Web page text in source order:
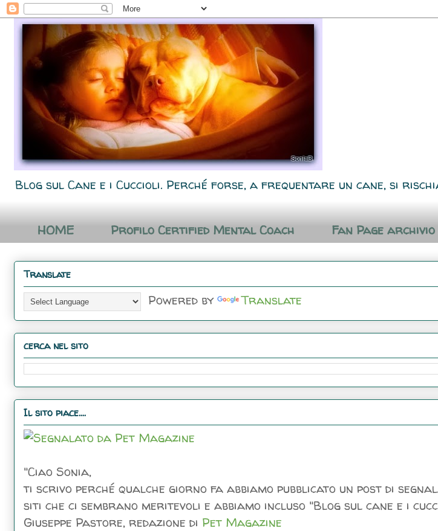
Blog sul Cane e i Cuccioli. Perché forse, a frequentare un cane, si
HOME Profilo Certified Mental Coach Fan Page
Translate
Powered by Translate
cerca nel sito
Il sito piace....
"Ciao Sonia,
ti scrivo perché qualche giorno fa abbiamo pubblicato un post di
siti che ci sembrano meritevoli e abbiamo incluso "Blog sul cane e i
Giuseppe Pastore, redazione di Pet Magazine